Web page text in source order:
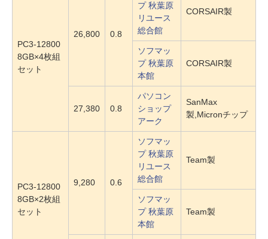
PC3-12800
8GB×4枚組
セット
26,800 0.8
プ 秋葉原
リユース
総合館
CORSAIR製
ソフマッ
プ 秋葉原
本館
CORSAIR製
27,380 0.8
パソコン
ショップ
アーク
SanMax
製,Micronチップ
PC3-12800
8GB×2枚組
セット
9,280 0.6
ソフマッ
プ 秋葉原
リユース
総合館
Team製
ソフマッ
プ 秋葉原
本館
Team製